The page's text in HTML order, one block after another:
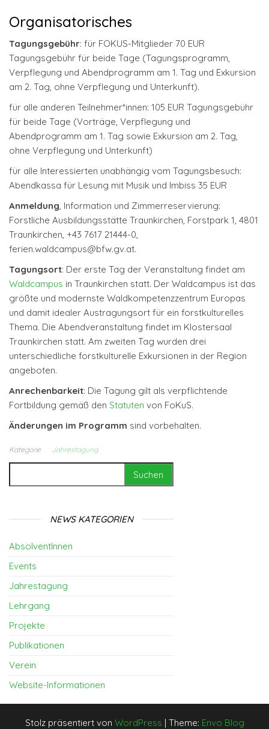
Organisatorisches
Tagungsgebühr: für FOKUS-Mitglieder 70 EUR
Tagungsgebühr für beide Tage (Tagungsprogramm,
Verpflegung und Abendprogramm am 1. Tag und Exkursion
am 2. Tag, ohne Verpflegung und Unterkunft).
für alle anderen Teilnehmer*innen: 105 EUR Tagungsgebühr
für beide Tage (Vorträge, Verpflegung und
Abendprogramm am 1. Tag sowie Exkursion am 2. Tag,
ohne Verpflegung und Unterkunft)
für alle Interessierten unabhängig vom Tagungsbesuch:
Abendkassa für Lesung mit Musik und Imbiss 35 EUR
Anmeldung, Information und Zimmerreservierung:
Forstliche Ausbildungsstätte Traunkirchen, Forstpark 1, 4801
Traunkirchen, +43 7617 21444-0,
ferien.waldcampus@bfw.gv.at.
Tagungsort: Der erste Tag der Veranstaltung findet am
Waldcampus in Traunkirchen statt. Der Waldcampus ist das
größte und modernste Waldkompetenzzentrum Europas
und damit idealer Austragungsort für ein forstkulturelles
Thema. Die Abendveranstaltung findet im Klostersaal
Traunkirchen statt. Am zweiten Tag wurden drei
unterschiedliche forstkulturelle Exkursionen in der Region
angeboten.
Anrechenbarkeit: Die Tagung gilt als verpflichtende
Fortbildung gemäß den Statuten von FoKuS.
Änderungen im Programm sind vorbehalten.
Kategorie Jahrestagung
NEWS KATEGORIEN
AbsolventInnen
Events
Jahrestagung
Lehrgang
Projekte
Publikationen
Verein
Website-Informationen
Stolz präsentiert von WordPress | Theme: Envo Blog